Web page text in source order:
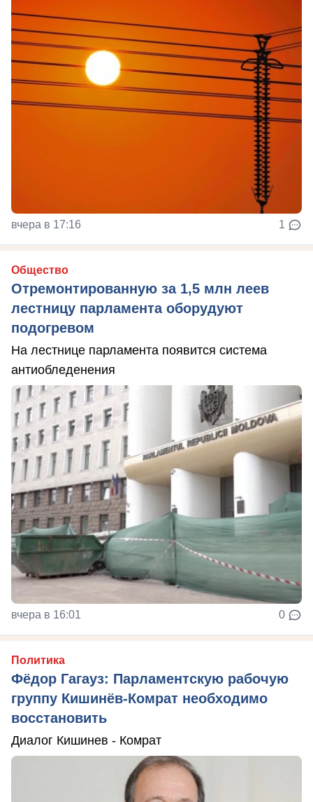
вчера в 17:16 1
Общество
Отремонтированную за 1,5 млн леев
лестницу парламента оборудуют
подогревом
На лестнице парламента появится система
антиобледенения
вчера в 16:01 0
Политика
Фёдор Гагауз: Парламентскую рабочую
группу Кишинёв-Комрат необходимо
восстановить
Диалог Кишинев - Комрат